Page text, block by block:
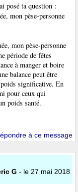
posé ta question :
mon pèse-personne
mon pèse-personne
période de fêtes
à manger et boire
balance peut être
significative. En
pour ceux qui
poids santé.
à ce message
G - le 27 mai 2018